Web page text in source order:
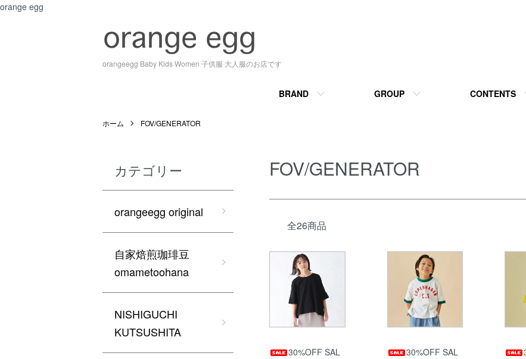
orange egg
orangeegg Baby Kids Women 子供服 大人服のお店です
BRAND GROUP CONTENTS
ホーム FOV/GENERATOR
FOV/GENERATOR
全26商品
30%OFF SAL
30%OFF SAL
カテゴリー
orangeegg original
自家焙煎珈琲豆
omametoohana
NISHIGUCHI
KUTSUSHITA